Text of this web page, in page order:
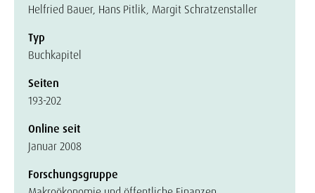
Helfried Bauer, Hans Pitlik, Margit Schratzenstaller
Typ
Buchkapitel
Seiten
193-202
Online seit
Januar 2008
Forschungsgruppe